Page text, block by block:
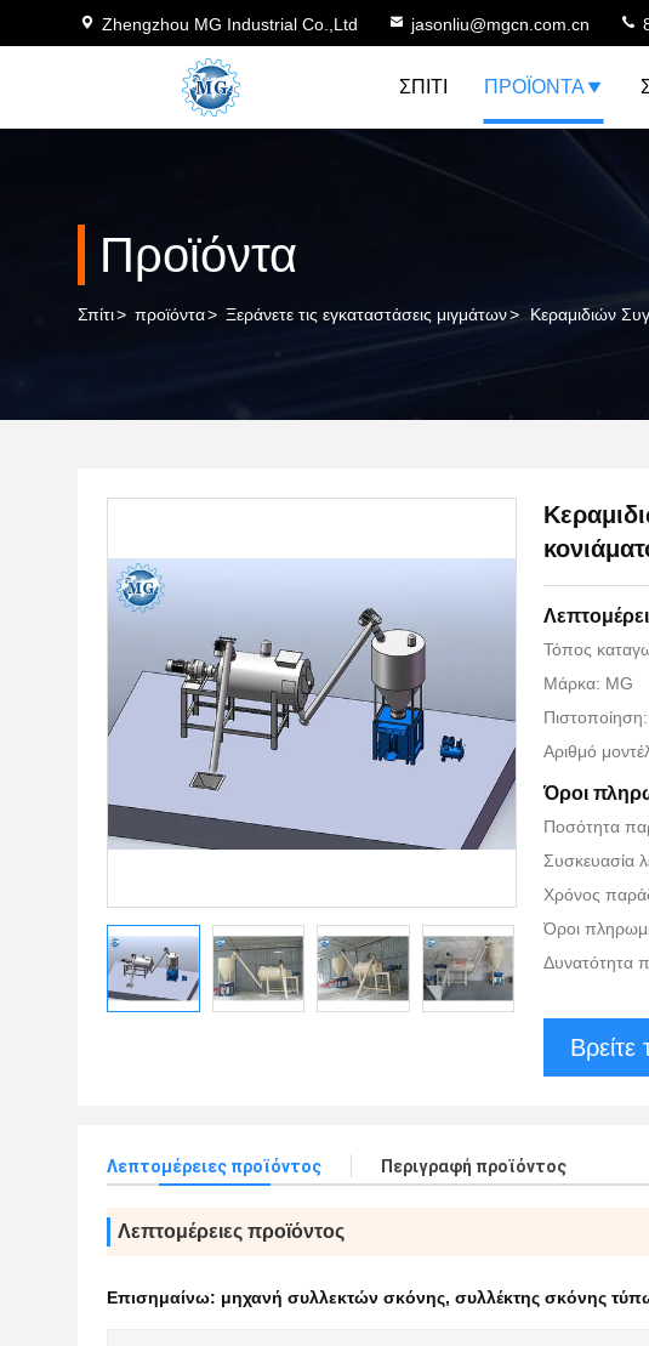
Zhengzhou MG Industrial Co.,Ltd jasonliu@mgcn.com.cn
ΣΠΊΤΙ ΠΡΟΪΌΝΤΑ
Προϊόντα
Σπίτι> προϊόντα> Ξεράνετε τις εγκαταστάσεις μιγμάτων> Κεραμιδιών
Τόπος
Μάρκα: MG
Αριθμό
Όροι
Ποσότητα
Συσκευασία
Χρόνος
Όροι
Δυνατότητα
Βρείτε
Λεπτομέρειες προϊόντος Περιγραφή προϊόντος
Λεπτομέρειες προϊόντος
Επισημαίνω: μηχανή συλλεκτών σκόνης, συλλέκτης σκόνης